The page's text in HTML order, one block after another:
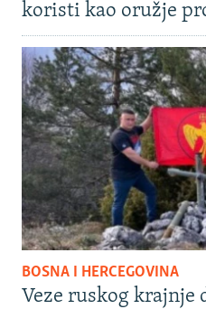
koristi kao oružje
BOSNA I HERCEGOVINA
Veze ruskog krajnje